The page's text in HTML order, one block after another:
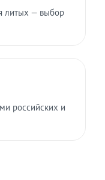
литых — выбор
российских и